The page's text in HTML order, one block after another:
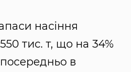
насіння
тис. т, що на 34%
в